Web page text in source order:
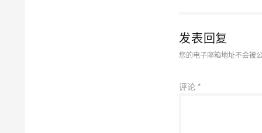
发表回复
您的电子邮箱地址不会被
评论*